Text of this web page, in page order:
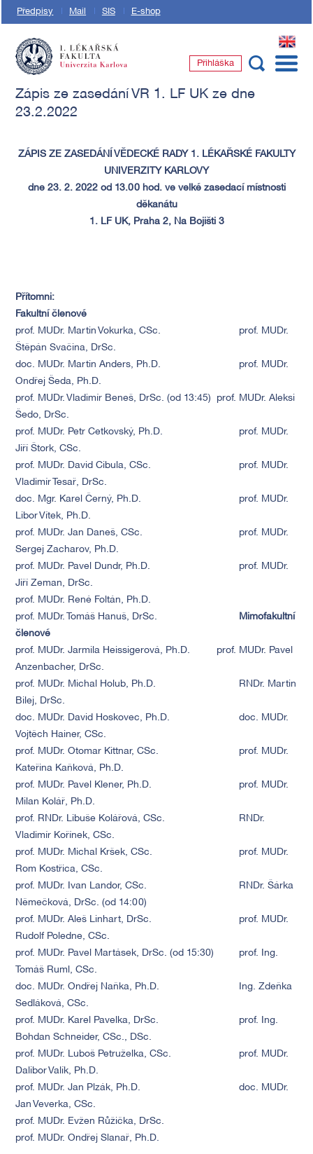
Předpisy Mail SIS E-shop
EN
Přihláška
Zápis ze zasedání VR 1. LF UK ze dne
23.2.2022
ZÁPIS ZE ZASEDÁNÍ VĚDECKÉ RADY 1. LÉKAŘSKÉ FAKULTY
UNIVERZITY KARLOVY
dne 23. 2. 2022 od 13.00 hod. ve velké zasedací místnosti
děkanátu
1. LF UK, Praha 2, Na Bojišti 3
Přítomni:
Fakultní členové
prof. MUDr. Martin Vokurka, CSc.
prof. MUDr.
Štěpán Svačina, DrSc.
doc. MUDr. Martin Anders, Ph.D.
prof. MUDr.
Ondřej Šeda, Ph.D.
prof. MUDr. Vladimír Beneš, DrSc. (od 13:45)
prof. MUDr. Aleksi
Šedo, DrSc.
prof. MUDr. Petr Cetkovský, Ph.D.
prof. MUDr.
Jiří Štork, CSc.
prof. MUDr. David Cibula, CSc.
prof. MUDr.
Vladimír Tesař, DrSc.
doc. Mgr. Karel Černý, Ph.D.
prof. MUDr.
Libor Vítek, Ph.D.
prof. MUDr. Jan Daneš, CSc.
prof. MUDr.
Sergej Zacharov, Ph.D.
prof. MUDr. Pavel Dundr, Ph.D.
prof. MUDr.
Jiří Zeman, DrSc.
prof. MUDr. René Foltán, Ph.D.
prof. MUDr. Tomáš Hanuš, DrSc.
Mimofakultní
členové
prof. MUDr. Jarmila Heissigerová, Ph.D.
prof. MUDr. Pavel
Anzenbacher, DrSc.
prof. MUDr. Michal Holub, Ph.D.
RNDr. Martin
Bilej, DrSc.
doc. MUDr. David Hoskovec, Ph.D.
doc. MUDr.
Vojtěch Hainer, CSc.
prof. MUDr. Otomar Kittnar, CSc.
prof. MUDr.
Kateřina Kaňková, Ph.D.
prof. MUDr. Pavel Klener, Ph.D.
prof. MUDr.
Milan Kolář, Ph.D.
prof. RNDr. Libuše Kolářová, CSc.
RNDr.
Vladimír Kořínek, CSc.
prof. MUDr. Michal Kršek, CSc.
prof. MUDr.
Rom Kostřica, CSc.
prof. MUDr. Ivan Landor, CSc.
RNDr. Šárka
Němečková, DrSc. (od 14:00)
prof. MUDr. Aleš Linhart, DrSc.
prof. MUDr.
Rudolf Poledne, CSc.
prof. MUDr. Pavel Martásek, DrSc. (od 15:30)
prof. Ing.
Tomáš Ruml, CSc.
doc. MUDr. Ondřej Naňka, Ph.D.
Ing. Zdeňka
Sedláková, CSc.
prof. MUDr. Karel Pavelka, DrSc.
prof. Ing.
Bohdan Schneider, CSc., DSc.
prof. MUDr. Luboš Petruželka, CSc.
prof. MUDr.
Dalibor Valík, Ph.D.
prof. MUDr. Jan Plzák, Ph.D.
doc. MUDr.
Jan Veverka, CSc.
prof. MUDr. Evžen Růžička, DrSc.
prof. MUDr. Ondřej Slanař, Ph.D.